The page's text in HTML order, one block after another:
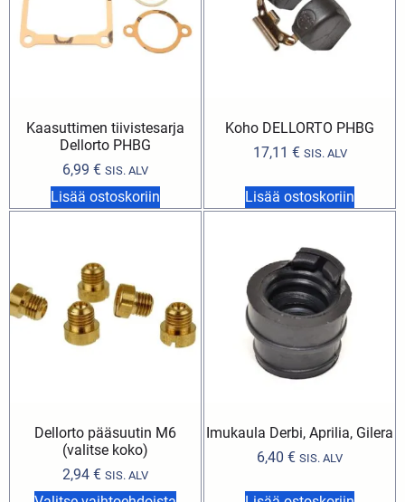
Kaasuttimen tiivistesarja
Dellorto PHBG
6,99 € SIS. ALV
Lisää ostoskoriin
Koho DELLORTO PHBG
17,11 € SIS. ALV
Lisää ostoskoriin
Dellorto pääsuutin M6
(valitse koko)
2,94 € SIS. ALV
Imukaula Derbi, Aprilia, Gilera
6,40 € SIS. ALV